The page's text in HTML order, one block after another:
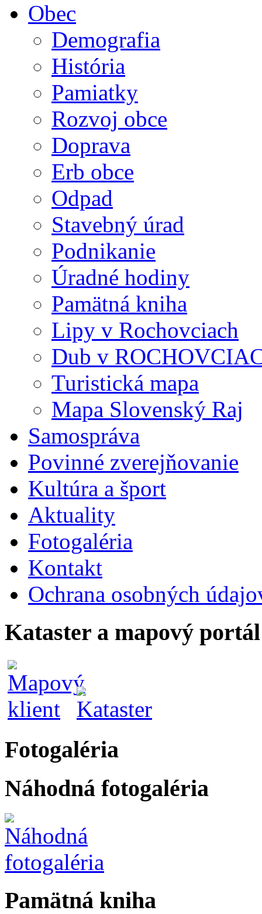
Obec
Demografia
História
Pamiatky
Rozvoj obce
Doprava
Erb obce
Odpad
Stavebný úrad
Podnikanie
Úradné hodiny
Pamätná kniha
Lipy v Rochovciach
Dub v
Turistická mapa
Mapa Slovenský Raj
Samospráva
Povinné zverejňovanie
Kultúra a šport
Aktuality
Fotogaléria
Kontakt
Ochrana osobných
Kataster a mapový portál
Fotogaléria
Náhodná fotogaléria
Pamätná kniha